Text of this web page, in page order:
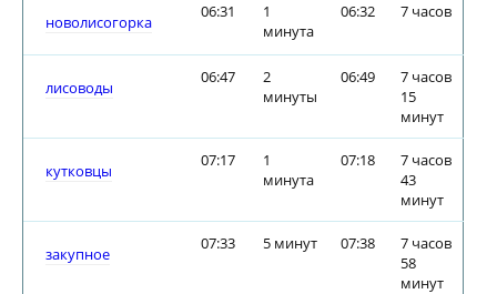
новолисогорка
06:31
1
минута
06:32 7 часов
лисоводы
06:47
2
минуты
06:49
7 часов
15
минут
кутковцы
07:17
1
минута
07:18
7 часов
43
минут
закупное
07:33 5 минут 07:38
7 часов
58
минут